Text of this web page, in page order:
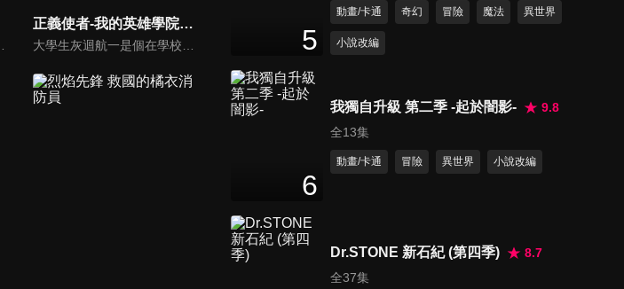
正義使者-我的英雄學院之非法英雄 第二季
26分鐘
26分鐘
第16集 不滅的三名戰士
第17集 想要守護的東西
5
動畫/卡通 奇幻 冒險 魔法 異世界
小說改編
6
我獨自升級 第二季 -起於闇影-
9.8
全13集
動畫/卡通 冒險 異世界 小說改編
Dr.STONE 新石紀 (第四季)
8.7
全37集